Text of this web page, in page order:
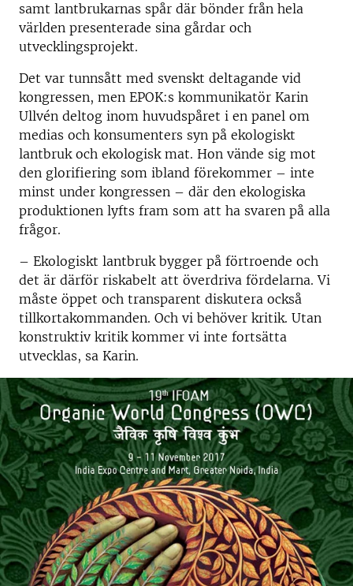
samt lantbrukarnas spår där bönder från hela
världen presenterade sina gårdar och
utvecklingsprojekt.
Det var tunnsått med svenskt deltagande vid
kongressen, men EPOK:s kommunikatör Karin
Ullvén deltog inom huvudspåret i en panel om
medias och konsumenters syn på ekologiskt
lantbruk och ekologisk mat. Hon vände sig mot
den glorifiering som ibland förekommer – inte
minst under kongressen – där den ekologiska
produktionen lyfts fram som att ha svaren på alla
frågor.
– Ekologiskt lantbruk bygger på förtroende och
det är därför riskabelt att överdriva fördelarna. Vi
måste öppet och transparent diskutera också
tillkortakommanden. Och vi behöver kritik. Utan
konstruktiv kritik kommer vi inte fortsätta
utvecklas, sa Karin.